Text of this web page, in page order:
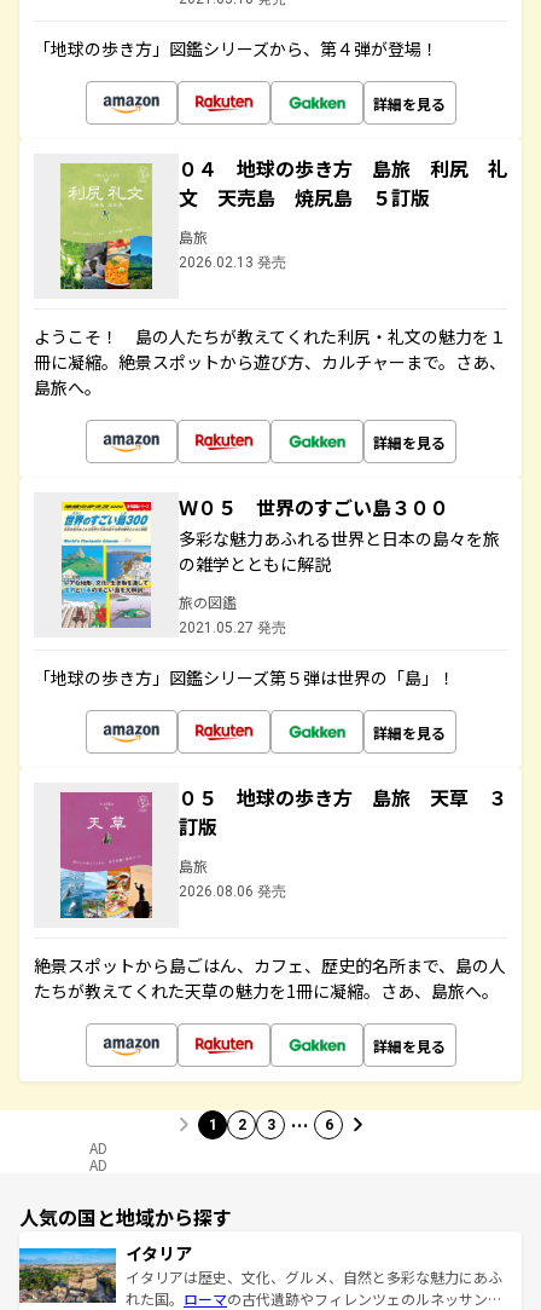
「地球の歩き方」図鑑シリーズから、第４弾が登場！
詳細を見る
０４ 地球の歩き方 島旅 利尻 礼
文 天売島 焼尻島 ５訂版
島旅
2026.02.13 発売
ようこそ！ 島の人たちが教えてくれた利尻・礼文の魅力を１
冊に凝縮。絶景スポットから遊び方、カルチャーまで。さあ、
島旅へ。
詳細を見る
Ｗ０５ 世界のすごい島３００
多彩な魅力あふれる世界と日本の島々を旅
の雑学とともに解説
旅の図鑑
2021.05.27 発売
「地球の歩き方」図鑑シリーズ第５弾は世界の「島」！
詳細を見る
０５ 地球の歩き方 島旅 天草 ３
訂版
島旅
2026.08.06 発売
絶景スポットから島ごはん、カフェ、歴史的名所まで、島の人
たちが教えてくれた天草の魅力を1冊に凝縮。さあ、島旅へ。
詳細を見る
1 2 3 … 6
AD
AD
人気の国と地域から探す
イタリア
イタリアは歴史、文化、グルメ、自然と多彩な魅力にあふ
れた国。 ローマの古代遺跡やフィレンツェのルネッサンス